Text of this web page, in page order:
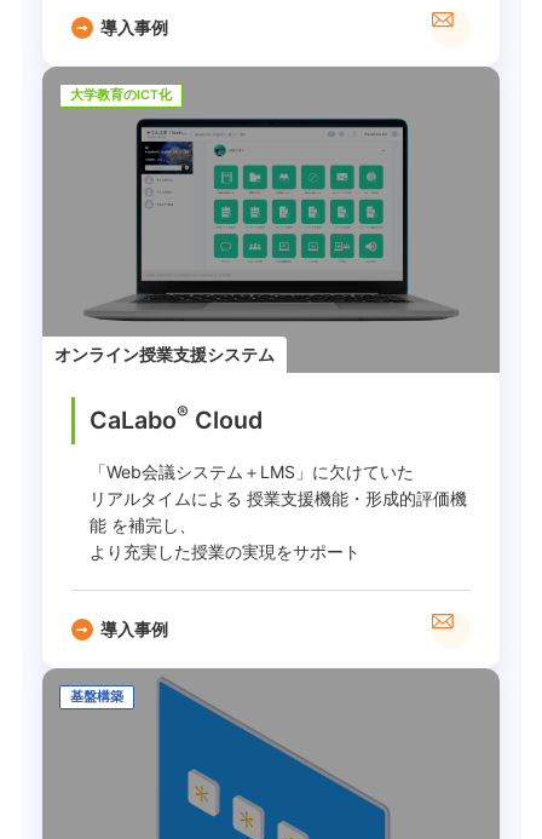
導入事例
大学教育のICT化
オンライン授業支援システム
CaLabo® ︎ Cloud
「Web会議システム＋LMS」に欠けていた
リアルタイムによる 授業支援機能・形成的評価機
能 を補完し、
より充実した授業の実現をサポート
導入事例
基盤構築